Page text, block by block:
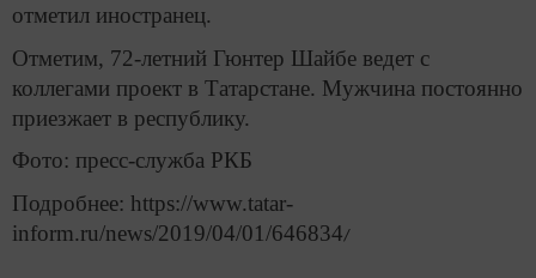
отметил иностранец.
Отметим, 72-летний Гюнтер Шайбе ведет с
коллегами проект в Татарстане. Мужчина постоянно
приезжает в республику.
Фото: пресс-служба РКБ
Подробнее: https://www.tatar-
inform.ru/news/2019/04/01/646834/